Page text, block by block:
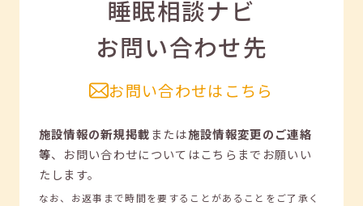
睡眠相談ナビ
お問い合わせ先
お問い合わせはこちら
施設情報の新規掲載または施設情報変更のご連絡
等、 お問い合わせについてはこちらまでお願いい
たします。
なお、お返事まで時間を要することがあることをご了承く